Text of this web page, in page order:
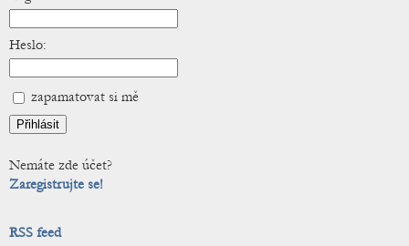
Heslo:
zapamatovat si mě
Nemáte zde účet?
Zaregistrujte se!
RSS feed